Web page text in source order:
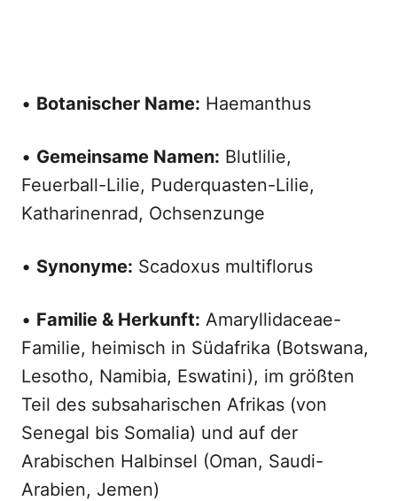
• Botanischer Name: Haemanthus
• Gemeinsame Namen: Blutlilie,
Feuerball-Lilie, Puderquasten-Lilie,
Katharinenrad, Ochsenzunge
• Synonyme: Scadoxus multiflorus
• Familie & Herkunft: Amaryllidaceae-
Familie, heimisch in Südafrika (Botswana,
Lesotho, Namibia, Eswatini), im größten
Teil des subsaharischen Afrikas (von
Senegal bis Somalia) und auf der
Arabischen Halbinsel (Oman, Saudi-
Arabien, Jemen)